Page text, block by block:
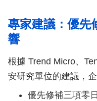
專家建議：優先
響
根據 Trend Micro、
安研究單位的建議，企
優先修補三項零